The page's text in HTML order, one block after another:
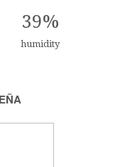
39%
humidity